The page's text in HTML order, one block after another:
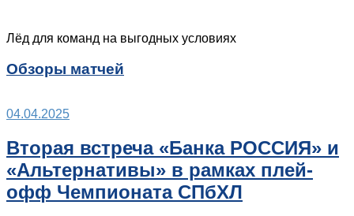
Лёд для команд на выгодных условиях
Обзоры матчей
04.04.2025
Вторая встреча «Банка РОССИЯ» и
«Альтернативы» в рамках плей-
офф Чемпионата СПбХЛ